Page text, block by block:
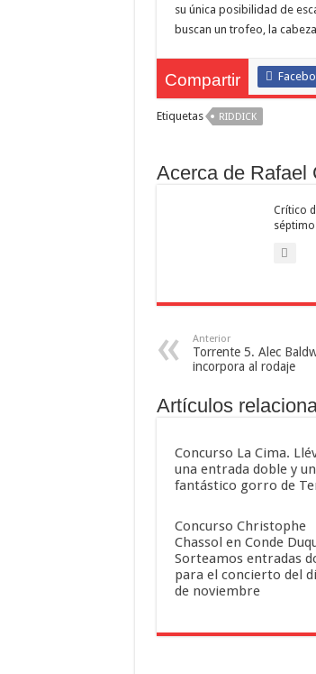
su única posibilidad de
buscan un trofeo, la
Compartir
Etiquetas RIDDICK
Acerca de Rafael
Crítico
Anterior
Torrente 5. Alec
incorpora al rodaje
Artículos
Concurso La Cima.
una entrada doble y un
fantástico gorro de
Concurso Christophe
Chassol en Conde
Sorteamos entradas
para el concierto del
de noviembre